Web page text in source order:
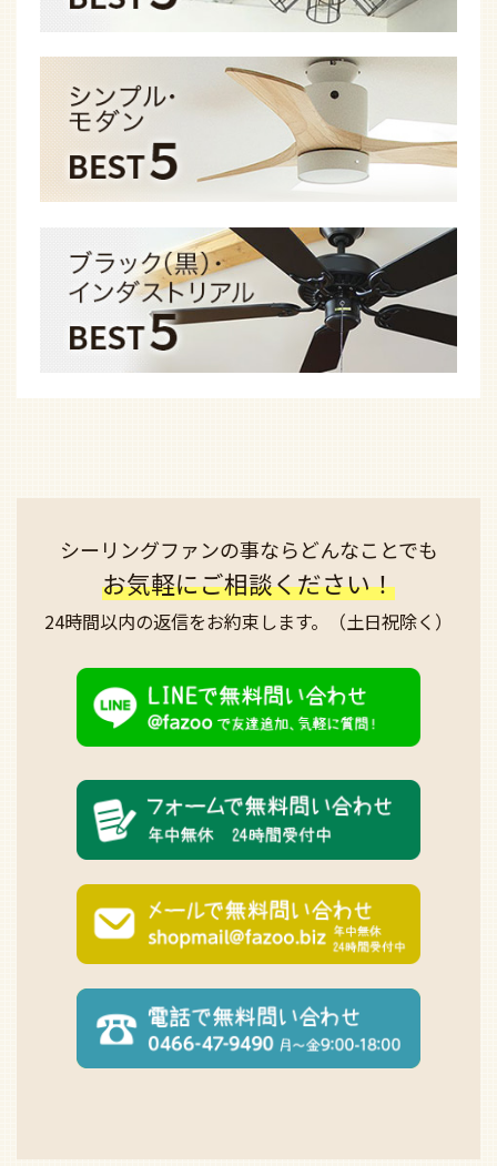
シーリングファンの事ならどんなことでも
お気軽にご相談ください！
24時間以内の返信をお約束します。 （土日祝除く）